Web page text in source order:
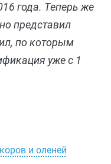
года. Теперь же
представил
по которым
уже с 1
и оленей